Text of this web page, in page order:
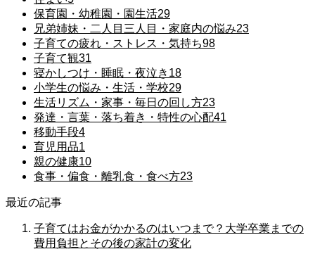
保育園・幼稚園・園生活29
兄弟姉妹・二人目三人目・家庭内の悩み23
子育ての疲れ・ストレス・気持ち98
子育て観31
寝かしつけ・睡眠・夜泣き 18
小学生の悩み・生活・学校29
生活リズム・家事・毎日の回し方23
発達・言葉・落ち着き・特性の心配41
移動手段4
育児用品1
親の健康10
食事・偏食・離乳食・食べ方23
最近の記事
子育てはお金がかかるのはいつまで？大学卒業までの
費用負担とその後の家計の変化